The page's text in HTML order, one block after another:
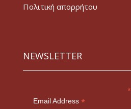
Πολιτική απορρήτου
NEWSLETTER
*
Email Address *